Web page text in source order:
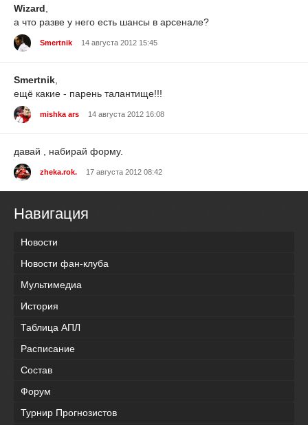
Wizard,
а что разве у него есть шансы в арсенале?
Smertnik 14 августа 2012 15:45
Smertnik
ещё какие - парень талантище!!!
mishka ars 14 августа 2012 16:08
давай , набирай форму.
zheka.rok. 17 августа 2012 08:42
Навигация
Новости
Новости фан-клуба
Мультимедиа
История
Таблица АПЛ
Расписание
Состав
Форум
Турнир Прогнозистов